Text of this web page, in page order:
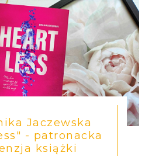
Jaczewska
- patronacka
książki